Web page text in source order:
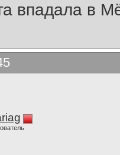
впадала в